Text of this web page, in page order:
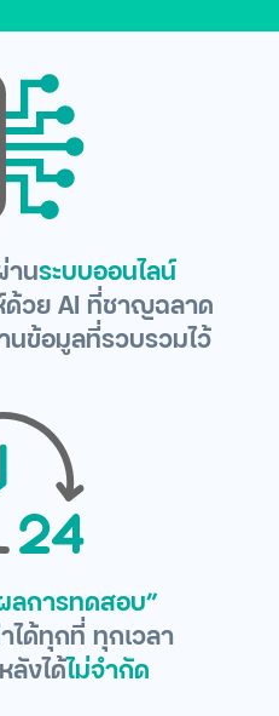
านระบบออนไลน์
ด้วย AI ที่ชาญฉลาด
นข้อมูลที่รวบรวมไว้
ลการทดสอบ”
ได้ทุกที่ ทุกเวลา
ลังได้ไม่จำกัด